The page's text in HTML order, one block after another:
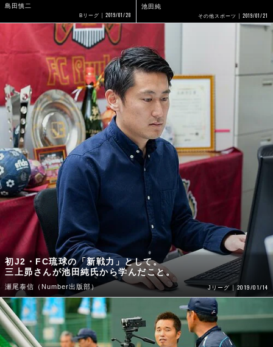
島田慎二
Bリーグ 2019/01/28
池田純
その他スポーツ 2019/01/21
初J2・FC琉球の「新戦力」として。
三上昴さんが池田純氏から学んだこと。
瀬尾泰信（Number出版部） Jリーグ 2019/01/14